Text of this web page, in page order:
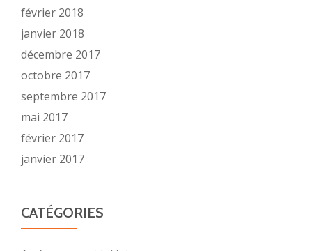
février 2018
janvier 2018
décembre 2017
octobre 2017
septembre 2017
mai 2017
février 2017
janvier 2017
CATÉGORIES